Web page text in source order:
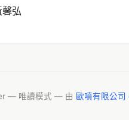
馨弘
— 唯讀模式 — 由 歐噴有限公